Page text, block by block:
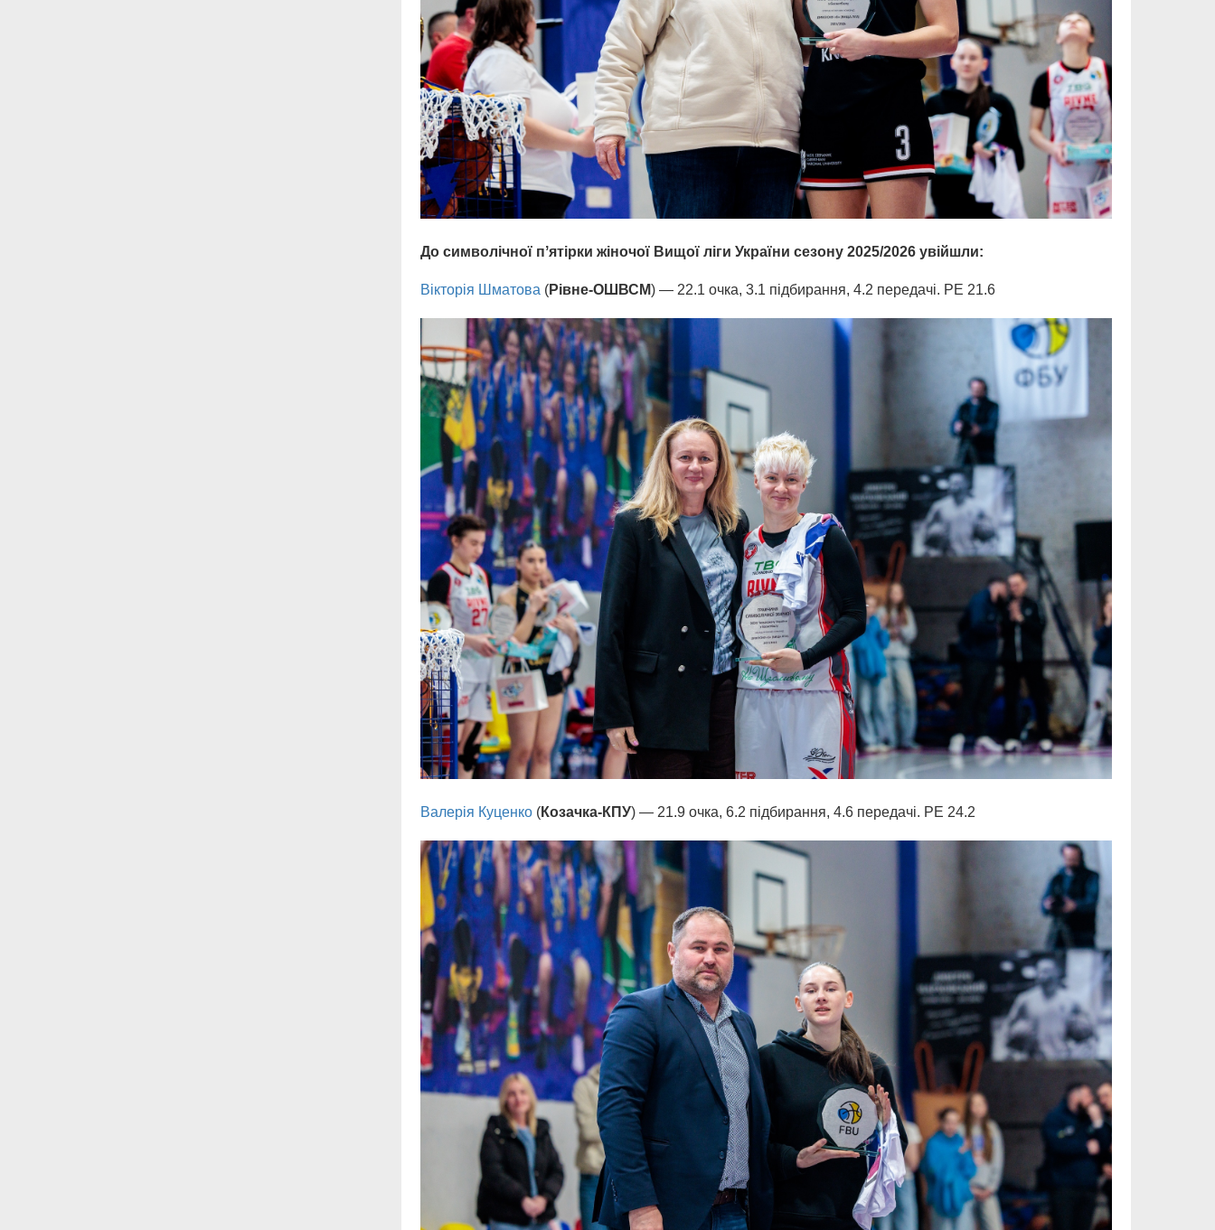
До символічної пʼятірки жіночої Вищої ліги України сезону 2025/2026 увійшли:
Вікторія Шматова (Рівне-ОШВСМ) — 22.1 очка, 3.1 підбирання, 4.2 передачі. РЕ 21.6
Валерія Куценко (Козачка-КПУ) — 21.9 очка, 6.2 підбирання, 4.6 передачі. РЕ 24.2